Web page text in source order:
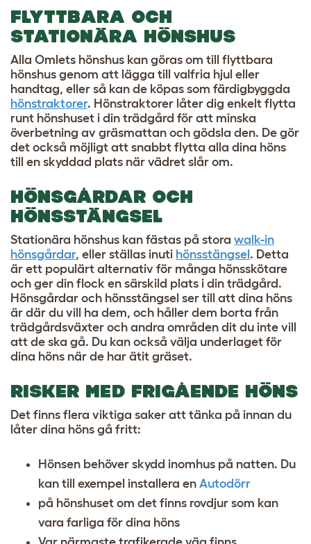
FLYTTBARA OCH
STATIONÄRA HÖNSHUS
Alla Omlets hönshus kan göras om till flyttbara
hönshus genom att lägga till valfria hjul eller
handtag, eller så kan de köpas som färdigbyggda
hönstraktorer. Hönstraktorer låter dig enkelt flytta
runt hönshuset i din trädgård för att minska
överbetning av gräsmattan och gödsla den. De gör
det också möjligt att snabbt flytta alla dina höns
till en skyddad plats när vädret slår om.
HÖNSGÅRDAR OCH
HÖNSSTÄNGSEL
Stationära hönshus kan fästas på stora walk-in
hönsgårdar, eller ställas inuti hönsstängsel. Detta
är ett populärt alternativ för många hönsskötare
och ger din flock en särskild plats i din trädgård.
Hönsgårdar och hönsstängsel ser till att dina höns
är där du vill ha dem, och håller dem borta från
trädgårdsväxter och andra områden dit du inte vill
att de ska gå. Du kan också välja underlaget för
dina höns när de har ätit gräset.
RISKER MED FRIGÅENDE HÖNS
Det finns flera viktiga saker att tänka på innan du
låter dina höns gå fritt:
Hönsen behöver skydd inomhus på natten. Du
kan till exempel installera en Autodörr
på hönshuset om det finns rovdjur som kan
vara farliga för dina höns